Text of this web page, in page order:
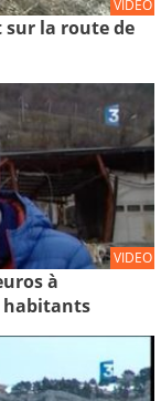
VIDEO
sur la route de
VIDEO
à
habitants